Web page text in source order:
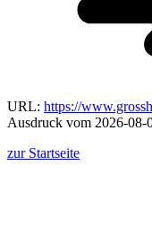
URL: https://
Ausdruck vom 2026-08-
zur Startseite